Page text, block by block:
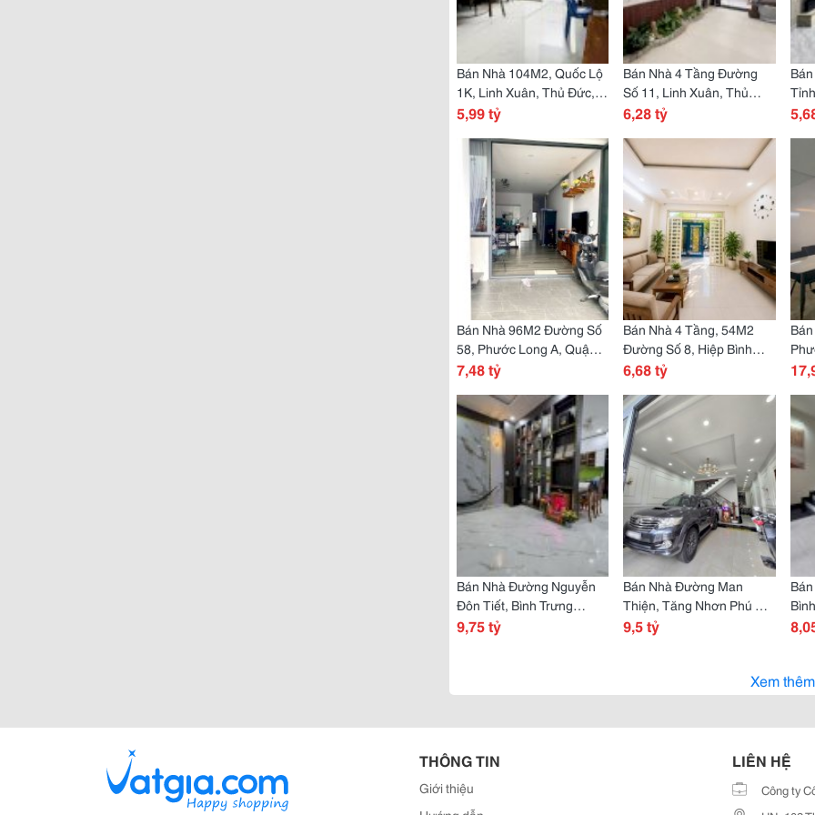
Bán Nhà 104M2, Quốc Lộ
1K, Linh Xuân, Thủ Đức,
Tp Hcm, Sổ Hồng Riêng,
5,99 tỷ
Bán Nhà 4 Tầng Đường
Số 11, Linh Xuân, Thủ
Đức, Tp Hcm. Dt60M2,
6,28 tỷ
Bán Nhà 96M2 Đường Số
58, Phước Long A, Quận
9, Thủ Đức, Tp Hcm,2
7,48 Tỷ.
7,48 tỷ
Bán Nhà 4 Tầng, 54M2
Đường Số 8, Hiệp Bình
Phước, Thủ Đức, Tp Hcm,
Tỷ.
6,68 tỷ
Bán Nhà Đường Nguyễn
Đôn Tiết, Bình Trưng
Đông, Q2, Thủ Đức, Tp
9,75 tỷ
Bán Nhà Đường Man
Thiện, Tăng Nhơn Phú A,
Q9, Thủ Đức, Tp Hcm. Dt
9,5 tỷ
Xem thêm
THÔNG TIN
Giới thiệu
LIÊN HỆ
Công ty